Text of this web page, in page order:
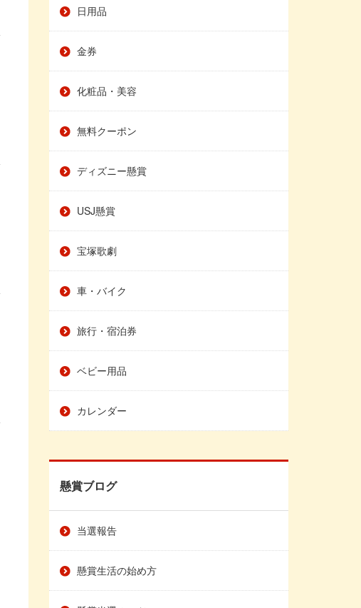
日用品
金券
化粧品・美容
無料クーポン
ディズニー懸賞
USJ懸賞
宝塚歌劇
車・バイク
旅行・宿泊券
ベビー用品
カレンダー
懸賞ブログ
当選報告
懸賞生活の始め方